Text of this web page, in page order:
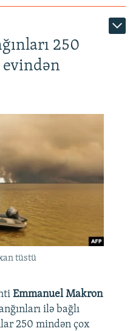
250
evindən
tüstü
Emmanuel Makron
ilə bağlı
250 mindən çox